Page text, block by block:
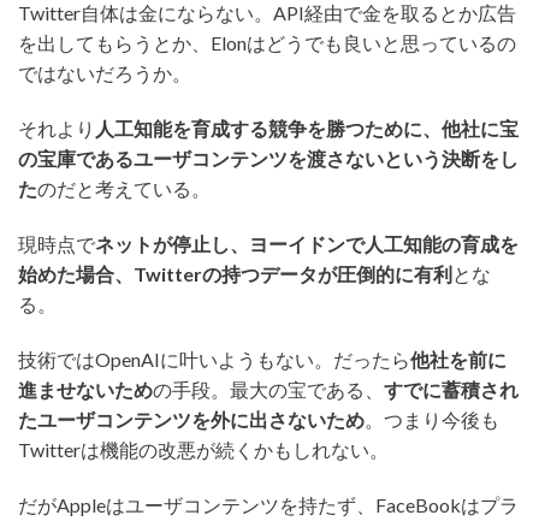
Twitter自体は金にならない。API経由で金を取るとか広告
を出してもらうとか、Elonはどうでも良いと思っているの
ではないだろうか。
それより 人工知能を育成する競争を勝つために、他社に宝
の宝庫であるユーザコンテンツを渡さないという決断をし
たのだと考えている。
現時点でネットが停止し、ヨーイドンで人工知能の育成を
始めた場合、Twitterの持つデータが圧倒的に有利とな
る。
技術ではOpenAIに叶いようもない。だったら他社を前に
進ませないための手段。最大の宝である、 すでに蓄積され
たユーザコンテンツを外に出さないため 。つまり今後も
Twitterは機能の改悪が続くかもしれない。
だがAppleはユーザコンテンツを持たず、FaceBookはプラ